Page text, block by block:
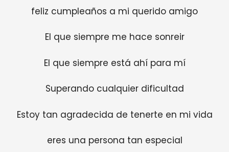
feliz cumpleaños a mi querido amigo
El que siempre me hace sonreir
El que siempre está ahí para mí
Superando cualquier dificultad
Estoy tan agradecida de tenerte en mi vida
eres una persona tan especial